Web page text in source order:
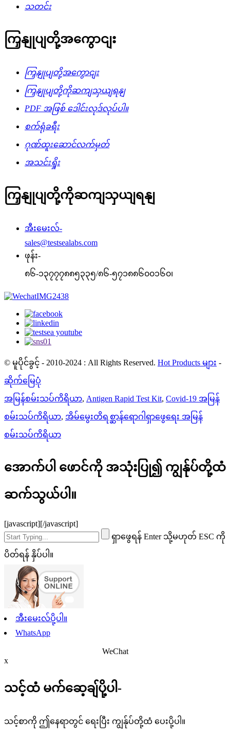
သတင်း
ကြှနျုပျတို့အကွောငျး
ကြှနျုပျတို့အကွောငျး
ကြှနျုပျတို့ကိုဆကျသှယျရနျ
PDF အဖြစ် ဒေါင်းလုဒ်လုပ်ပါ။
စက်ရုံခရီး
ဂုဏ်ထူးဆောင်လက်မှတ်
အသင်းရှိုး
ကြှနျုပျတို့ကိုဆကျသှယျရနျ
အီးမေးလ်-
sales@testsealabs.com
ဖုန်း-
၈၆-၁၃၇၇၇၈၈၅၃၃၅/၈၆-၅၇၁၈၈၆၀၀၁၆၀၊
© မူပိုင်ခွင့် - 2010-2024 : All Rights Reserved. Hot Products များ -
ဆိုက်မြေပုံ
အမြန်စမ်းသပ်ကိရိယာ, Antigen Rapid Test Kit, Covid-19 အမြန်
စမ်းသပ်ကိရိယာ, အိမ်မွေးတိရစ္ဆာန်ရောဂါရှာဖွေရေး အမြန်
စမ်းသပ်ကိရိယာ
အောက်ပါ ဖောင်ကို အသုံးပြု၍ ကျွန်ုပ်တို့ထံ
ဆက်သွယ်ပါ။
[javascript] [/javascript]
ရှာဖွေရန် Enter သို့မဟုတ် ESC ကို
ပိတ်ရန် နှိပ်ပါ။
အီးမေးလ်ပို့ပါ။
WhatsApp
WeChat
x
သင့်ထံ မက်ဆေ့ချ်ပို့ပါ-
သင့်စာကို ဤနေရာတွင် ရေးပြီး ကျွန်ုပ်တို့ထံ ပေးပို့ပါ။